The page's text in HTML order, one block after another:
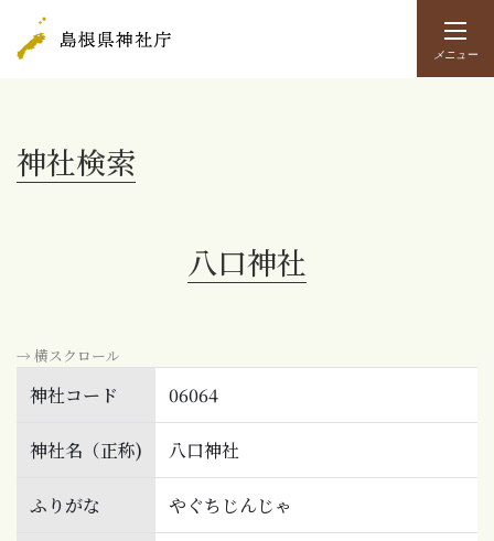
メニュー
神社検索
八口神社
→ 横スクロール
神社コード 06064
神社名（正称) 八口神社
ふりがな やぐちじんじゃ